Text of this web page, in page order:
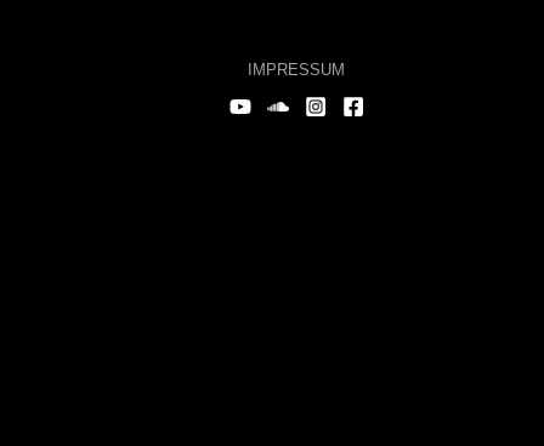
IMPRESSUM